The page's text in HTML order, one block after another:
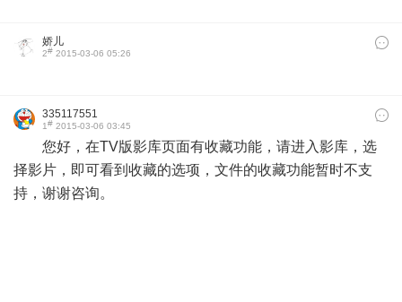
娇儿
2# 2015-03-06 05:26
335117551
1# 2015-03-06 03:45
​您好，在TV版影库页面有收藏功能，请进入影库，选
择影片，即可看到收藏的选项，文件的收藏功能暂时不支
持，谢谢咨询。